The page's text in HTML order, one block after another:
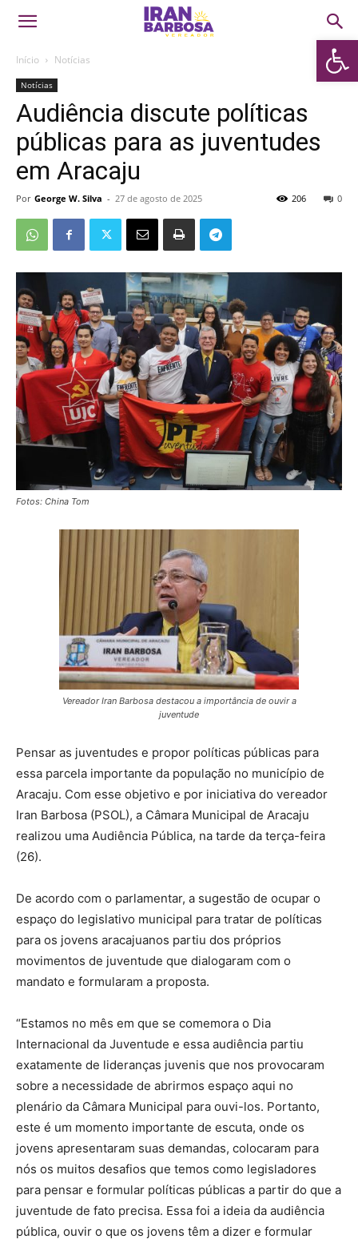
Abrir
Início Notícias
Notícias
Audiência discute políticas
públicas para as juventudes
em Aracaju
Por George W. Silva - 27 de agosto de 2025 0
206
Fotos: China Tom
Vereador Iran Barbosa destacou a importância de ouvir a
juventude
Pensar as juventudes e propor políticas públicas para
essa parcela importante da população no município de
Aracaju. Com esse objetivo e por iniciativa do vereador
Iran Barbosa (PSOL), a Câmara Municipal de Aracaju
realizou uma Audiência Pública, na tarde da terça-feira
(26).
De acordo com o parlamentar, a sugestão de ocupar o
espaço do legislativo municipal para tratar de políticas
para os jovens aracajuanos partiu dos próprios
movimentos de juventude que dialogaram com o
mandato e formularam a proposta.
“Estamos no mês em que se comemora o Dia
Internacional da Juventude e essa audiência partiu
exatamente de lideranças juvenis que nos provocaram
sobre a necessidade de abrirmos espaço aqui no
plenário da Câmara Municipal para ouvi-los. Portanto,
este é um momento importante de escuta, onde os
jovens apresentaram suas demandas, colocaram para
nós os muitos desafios que temos como legisladores
para pensar e formular políticas públicas a partir do que a
juventude de fato precisa. Essa foi a ideia da audiência
pública, ouvir o que os jovens têm a dizer e formular